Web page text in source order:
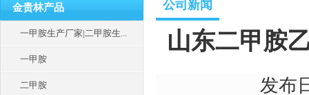
金贵林产品
一甲胺生产厂家|二甲胺生...
一甲胺
二甲胺
公司新闻
山东二甲胺
发布